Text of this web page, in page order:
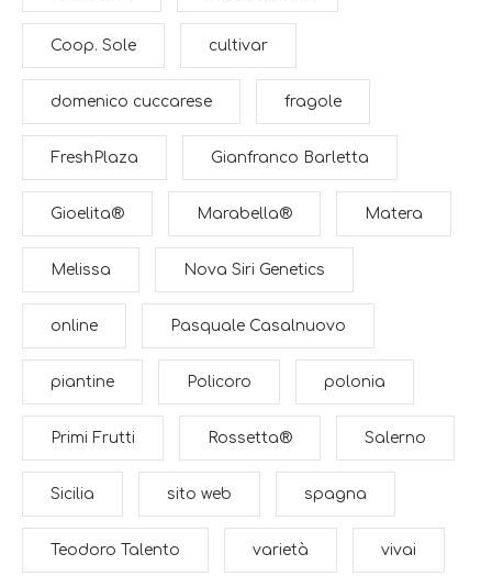
Coop. Sole cultivar
domenico cuccarese fragole
FreshPlaza Gianfranco Barletta
Gioelita® Marabella® Matera
Melissa Nova Siri Genetics
online Pasquale Casalnuovo
piantine Policoro polonia
Primi Frutti Rossetta® Salerno
Sicilia sito web spagna
Teodoro Talento varietà vivai